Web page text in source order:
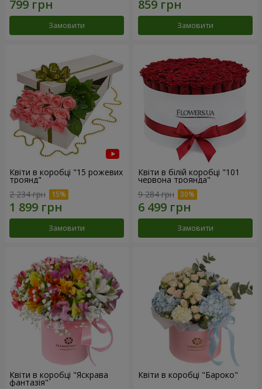
Замовити Замовити
Квіти в коробці "15 рожевих
троянд"
2 234 грн
Замовити
Квіти в білій коробці "101
червона троянда"
9 284 грн
Замовити
Квіти в коробці "Яскрава
фантазія"
Квіти в коробці "Бароко"